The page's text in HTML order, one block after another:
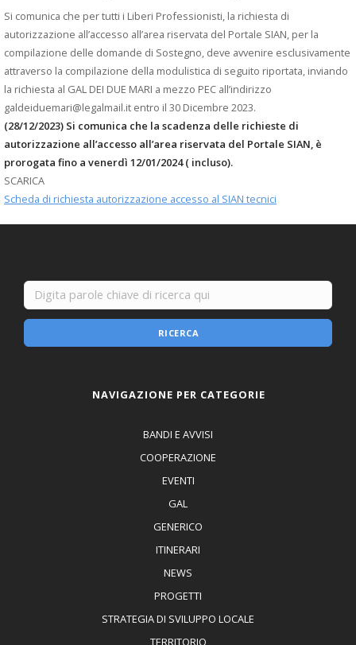
Si comunica che per tutti i Liberi Professionisti, la richiesta di
autorizzazione all’accesso all’area riservata del Portale SIAN, per la
compilazione delle domande di Sostegno, deve avvenire esclusivamente
attraverso la compilazione della modulistica di seguito riportata, inviando
la richiesta al GAL DEI DUE MARI a mezzo PEC all’indirizzo
galdeiduemari@legalmail.it entro il 30 Dicembre 2023.
(28/12/2023) Si comunica che la scadenza delle richieste di
autorizzazione all’accesso all’area riservata del Portale SIAN, è
prorogata fino a venerdì 12/01/2024 ( incluso).
SCARICA
Scheda di richiesta autorizzazione accesso al SIAN tecnici
RICERCA
NAVIGAZIONE PER CATEGORIE
BANDI E AVVISI
COOPERAZIONE
EVENTI
GAL
GENERICO
ITINERARI
NEWS
PROGETTI
STRATEGIA DI SVILUPPO LOCALE
TERRITORIO